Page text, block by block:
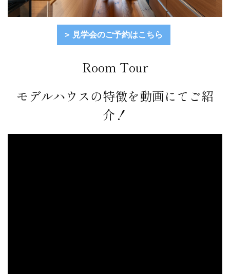
見学会のご予約はこちら
Room Tour
モデルハウスの特徴を動画にてご紹
介！